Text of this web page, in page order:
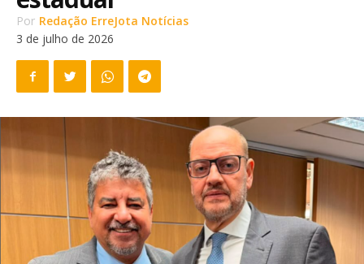
Por Redação ErreJota Notícias
3 de julho de 2026